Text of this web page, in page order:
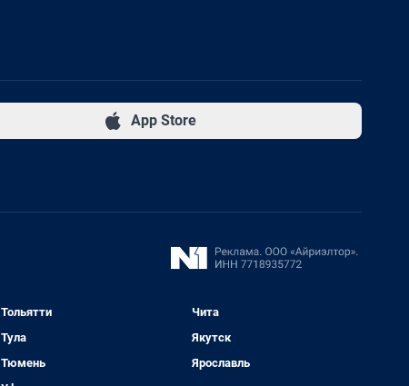
App Store
Тольятти
Тула
Тюмень
Чита
Якутск
Ярославль